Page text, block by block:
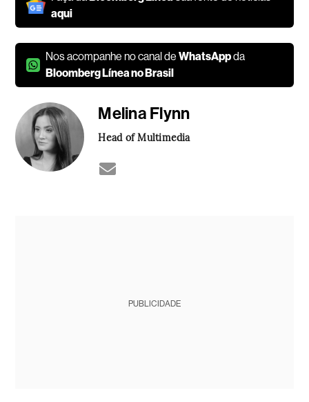
aqui
Nos acompanhe no canal deWhatsAppda
Bloomberg Línea no Brasil
Melina Flynn
Head of Multimedia
PUBLICIDADE